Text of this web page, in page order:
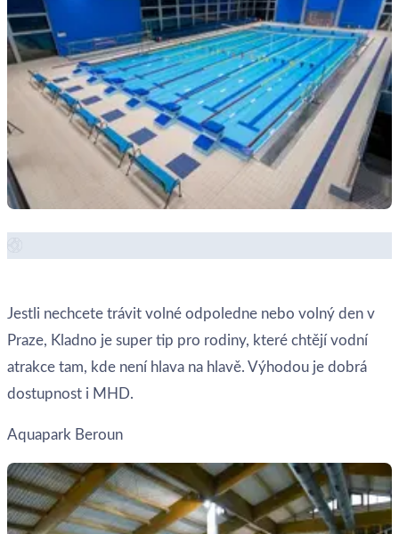
Jestli nechcete trávit volné odpoledne nebo volný den v
Praze, Kladno je super tip pro rodiny, které chtějí vodní
atrakce tam, kde není hlava na hlavě. Výhodou je dobrá
dostupnost i MHD.
Aquapark Beroun